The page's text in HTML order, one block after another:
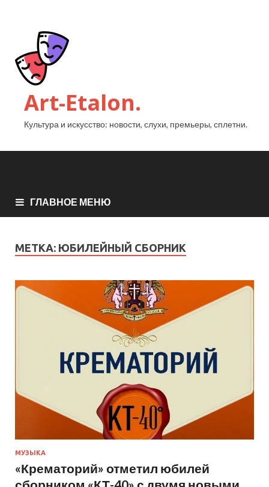
Art-Etalon.
Культура и искусство: новости, слухи, премьеры, сплетни.
ГЛАВНОЕ МЕНЮ
МЕТКА: ЮБИЛЕЙНЫЙ СБОРНИК
МУЗЫКА
«Крематорий» отметил юбилей